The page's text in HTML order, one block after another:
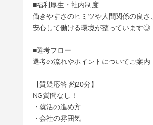
■福利厚生・社内制度
働きやすさのヒミツや人間関係の良さ
安心して働ける環境が整っています◎
■選考フロー
選考の流れやポイントについてご案内
【質疑応答 約20分】
NG質問なし！
・就活の進め方
・会社の雰囲気